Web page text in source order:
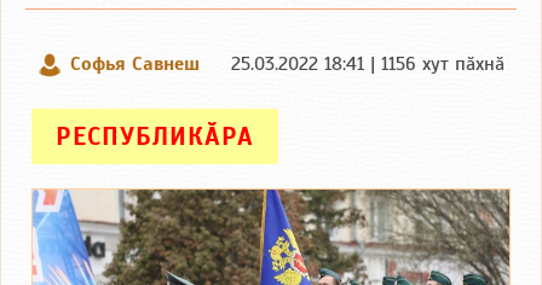
Софья Савнеш 25.03.2022 18:41 | 1156 хут пӑхнӑ
РЕСПУБЛИКӐРА